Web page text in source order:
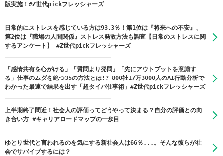
版実施！#Z世代pickフレッシャーズ
日常的にストレスを感じている方は93.3％！第1位は『将来への不安』、
第2位は『職場の人間関係』ストレス発散方法も調査【日常のストレスに関
するアンケート】 #Z世代pickフレッシャーズ
「感情共有を心がける」「質問より発問」「先にアウトプットを意識す
る」仕事のムダを絶つ35の方法とは!? 800社17万3000人のAI行動分析で
わかった最速で結果を出す「超タイパ仕事術」#Z世代pickフレッシャーズ
上半期終了間近！社会人の評価ってどうやって決まる？自分の評価との向
き合い方 #キャリアロードマップの一歩目
ゆとり世代と言われるのを気にする新社会人は66％...。そんな彼らが社
会でサバイブするには？